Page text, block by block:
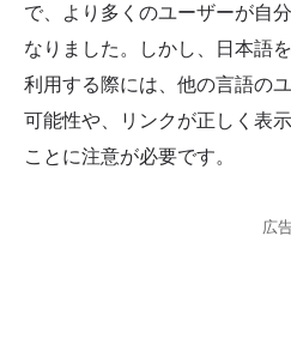
で、より多くのユーザーが自
なりました。しかし、日本語
利用する際には、他の言語の
可能性や、リンクが正しく表
ことに注意が必要です。
広